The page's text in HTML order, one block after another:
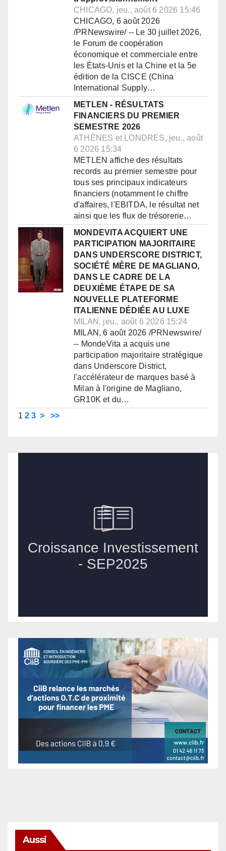
CHICAGO, jeu., août 6 2026 15:46
CHICAGO, 6 août 2026
/PRNewswire/ -- Le 30 juillet 2026,
le Forum de coopération
économique et commerciale entre
les États-Unis et la Chine et la 5e
édition de la CISCE (China
International Supply…
METLEN - RÉSULTATS
FINANCIERS DU PREMIER
SEMESTRE 2026
ATHÈNES et LONDRES, jeu., août
6 2026 15:34
METLEN affiche des résultats
records au premier semestre pour
tous ses principaux indicateurs
financiers (notamment le chiffre
d'affaires, l'EBITDA, le résultat net
ainsi que les flux de trésorerie…
MONDEVITA ACQUIERT UNE
PARTICIPATION MAJORITAIRE
DANS UNDERSCORE DISTRICT,
SOCIÉTÉ MÈRE DE MAGLIANO,
DANS LE CADRE DE LA
DEUXIÈME ÉTAPE DE SA
NOUVELLE PLATEFORME
ITALIENNE DÉDIÉE AU LUXE
MILAN, jeu., août 6 2026 15:24
MILAN, 6 août 2026 /PRNewswire/
-- MondeVita a acquis une
participation majoritaire stratégique
dans Underscore District,
l'accélérateur de marques basé à
Milan à l'origine de Magliano,
GR10K et du…
1 2 3 > >>
Aussi